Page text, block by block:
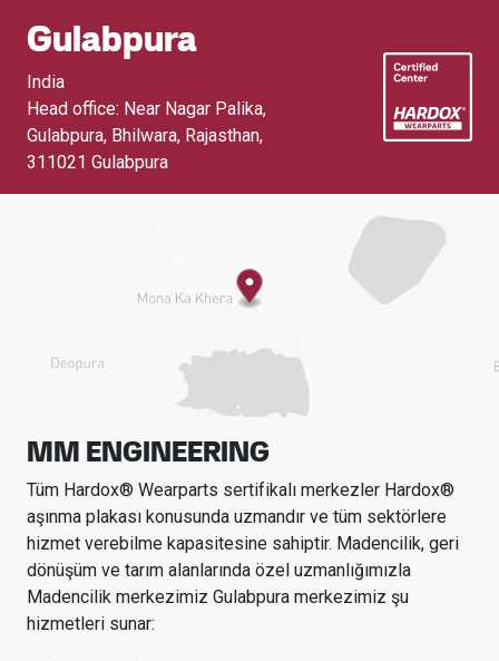
Gulabpura
India
Head office: Near Nagar Palika,
Gulabpura, Bhilwara, Rajasthan,
311021 Gulabpura
MM ENGINEERING
Tüm Hardox® Wearparts sertifikalı merkezler Hardox®
aşınma plakası konusunda uzmandır ve tüm sektörlere
hizmet verebilme kapasitesine sahiptir. Madencilik, geri
dönüşüm ve tarım alanlarında özel uzmanlığımızla
Madencilik merkezimiz Gulabpura merkezimiz şu
hizmetleri sunar: